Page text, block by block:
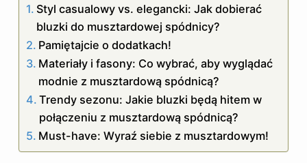
Styl casualowy vs. elegancki: Jak dobierać
bluzki do musztardowej spódnicy?
Pamiętajcie o dodatkach!
Materiały i fasony: Co wybrać, aby wyglądać
modnie z musztardową spódnicą?
Trendy sezonu: Jakie bluzki będą hitem w
połączeniu z musztardową spódnicą?
Must-have: Wyraź siebie z musztardowym!